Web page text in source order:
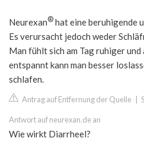
Neurexan® hat eine beruhigende
Es verursacht jedoch weder
Man fühlt sich am Tag ruhiger und
entspannt kann man besser
schlafen.
Antrag auf Entfernung der Quelle
Antwort auf neurexan.de an
Wie wirkt Diarrheel?